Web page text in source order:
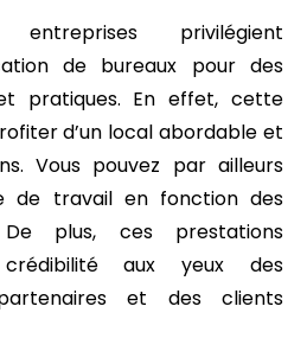
privilégient
de bureaux pour des
pratiques. En effet, cette
d’un local abordable et
Vous pouvez par ailleurs
de travail en fonction des
De plus, ces prestations
aux yeux des
et des clients